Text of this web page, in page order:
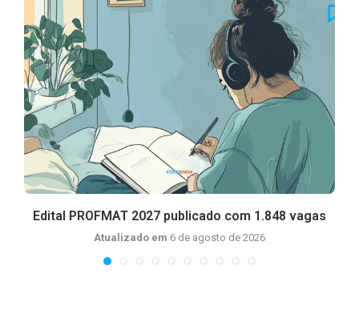
Edital PROFMAT 2027 publicado com 1.848 vagas
Atualizado em 6 de agosto de 2026